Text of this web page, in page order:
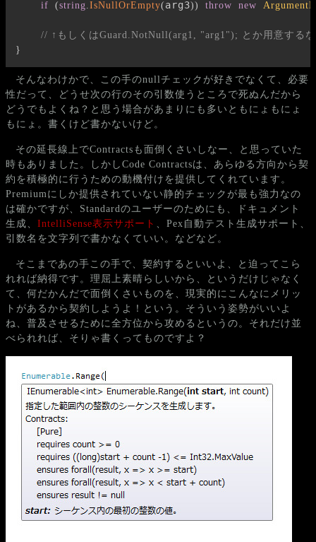
if (string IsNullOrEmpty( arg3)) throw new
// ↑もしくはGuard.NotNull(arg1, "arg1"); とか用意する
}
そんなわけかで、この手のnullチェックが好きでなくて、必要
性だって、どうせ次の行のその引数使うところで死ぬんだから
どうでもよくね？と思う場合があまりにも多いともにょもにょ
もにょ。書くけど書かないけど。
その延長線上でContractsも面倒くさいしなー、と思っていた
時もありました。しかしCode Contractsは、あらゆる方向から契
約を積極的に行うための動機付けを提供してくれています。
Premiumにしか提供されていない静的チェックが最も強力なの
は確かですが、Standardのユーザーのためにも、ドキュメント
生成、 IntelliSense表示サポート
、Pex自動テスト生成サポート、
引数名を文字列で書かなくていい。などなど。
そこまであの手この手で、契約するといいよ、と迫ってこら
れれば納得です。理屈上素晴らしいから、というだけじゃなく
て、何だかんだで面倒くさいものを、現実的にこんなにメリッ
トがあるから契約しようよ！という。そういう姿勢がいいよ
ね、普及させるために全方位から攻めるというの。それだけ並
べられれば、そりゃ書くってものですよ？